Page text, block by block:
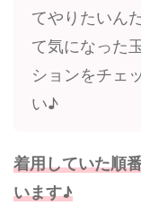
てやりたいん
て気になった
ションをチェ
い♪
着用していた順
います♪